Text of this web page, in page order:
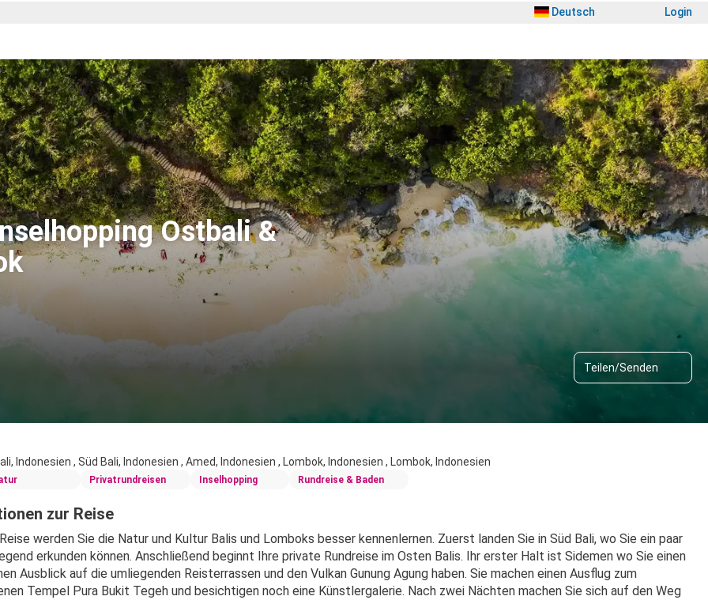
Deutsch Login
Ostbali &
Teilen/Senden
Indonesien , Süd Bali, Indonesien , Amed, Indonesien , Lombok, Indonesien , Lombok, Indonesien
Privatrundreisen Inselhopping Rundreise & Baden
zur Reise
werden Sie die Natur und Kultur Balis und Lomboks besser kennenlernen. Zuerst landen Sie in Süd Bali, wo Sie ein paar
erkunden können. Anschließend beginnt Ihre private Rundreise im Osten Balis. Ihr erster Halt ist Sidemen wo Sie einen
Ausblick auf die umliegenden Reisterrassen und den Vulkan Gunung Agung haben. Sie machen einen Ausflug zum
Tempel Pura Bukit Tegeh und besichtigen noch eine Künstlergalerie. Nach zwei Nächten machen Sie sich auf den Weg